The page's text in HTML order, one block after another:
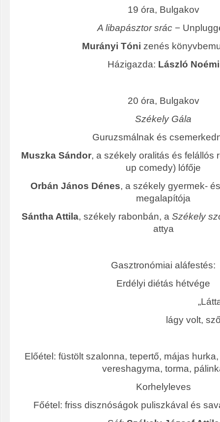
19 óra, Bulgakov
A libapásztor srác −
Murányi Tóni zenés
Házigazda: László Noémi
20 óra, Bulgakov
Székely Gála
Guruzsmálnak és
Muszka Sándor, a székely oralitás és felállós
up comedy) lófője
Orbán János Dénes, a székely gyermek-
megalapítója
Sántha Attila, székely rabonbán, a Székely
attya
Gasztronómiai aláfestés:
Erdélyi diétás hétvége
lágy volt,
Előétel: füstölt szalonna, tepertő, májas
vereshagyma, torma,
Korhelyleves
Főétel: friss disznóságok puliszkával és